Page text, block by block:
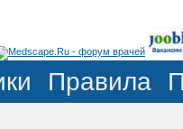
Правила